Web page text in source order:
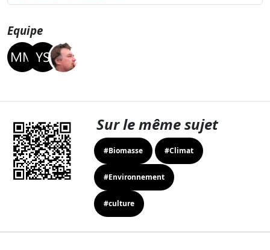
Equipe
Sur le même sujet
#Biomasse #Climat
#Environnement
#culture